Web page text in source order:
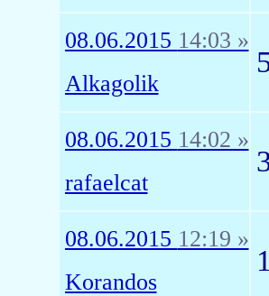
08.06.2015 14:03 »
Alkagolik
08.06.2015 14:02 »
rafaelcat
08.06.2015 12:19 »
Korandos